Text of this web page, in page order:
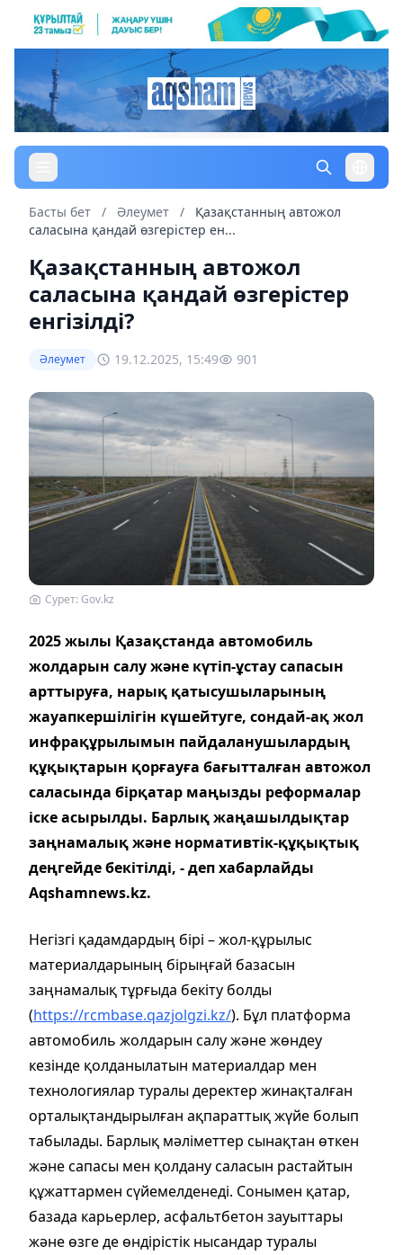
Басты бет / Әлеумет /
Қазақстанның автожол
саласына қандай өзгерістер ен...
Қазақстанның автожол
саласына қандай өзгерістер
енгізілді?
Әлеумет 19.12.2025, 15:49 901
Сурет: Gov.kz
2025 жылы Қазақстанда автомобиль
жолдарын салу және күтіп-ұстау сапасын
арттыруға, нарық қатысушыларының
жауапкершілігін күшейтуге, сондай-ақ жол
инфрақұрылымын пайдаланушылардың
құқықтарын қорғауға бағытталған автожол
саласында бірқатар маңызды реформалар
іске асырылды. Барлық жаңашылдықтар
заңнамалық және нормативтік-құқықтық
деңгейде бекітілді, - деп хабарлайды
Aqshamnews.kz.
Негізгі қадамдардың бірі – жол-құрылыс
материалдарының бірыңғай базасын
заңнамалық тұрғыда бекіту болды
(https://rcmbase.qazjolgzi.kz/). Бұл платформа
автомобиль жолдарын салу және жөндеу
кезінде қолданылатын материалдар мен
технологиялар туралы деректер жинақталған
орталықтандырылған ақпараттық жүйе болып
табылады. Барлық мәліметтер сынақтан өткен
және сапасы мен қолдану саласын растайтын
құжаттармен сүйемелденеді. Сонымен қатар,
базада карьерлер, асфальтбетон зауыттары
және өзге де өндірістік нысандар туралы